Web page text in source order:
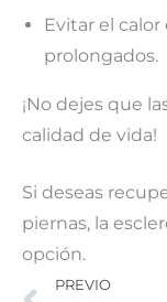
Evitar el
prolongados.
¡No dejes que
calidad de vida!
Si deseas
piernas, la
opción.
PREVIO